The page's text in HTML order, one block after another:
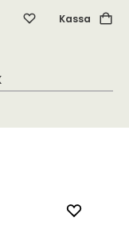
Kassa